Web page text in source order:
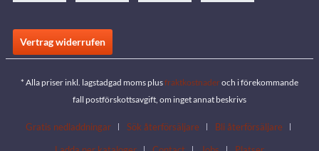
Vertrag widerrufen
* Alla priser inkl. lagstadgad moms plusfraktkostnaderoch i förekommande
fall postförskottsavgift, om inget annat beskrivs
Gratis nedladdningar Sök återförsäljare
Bli återförsäljare